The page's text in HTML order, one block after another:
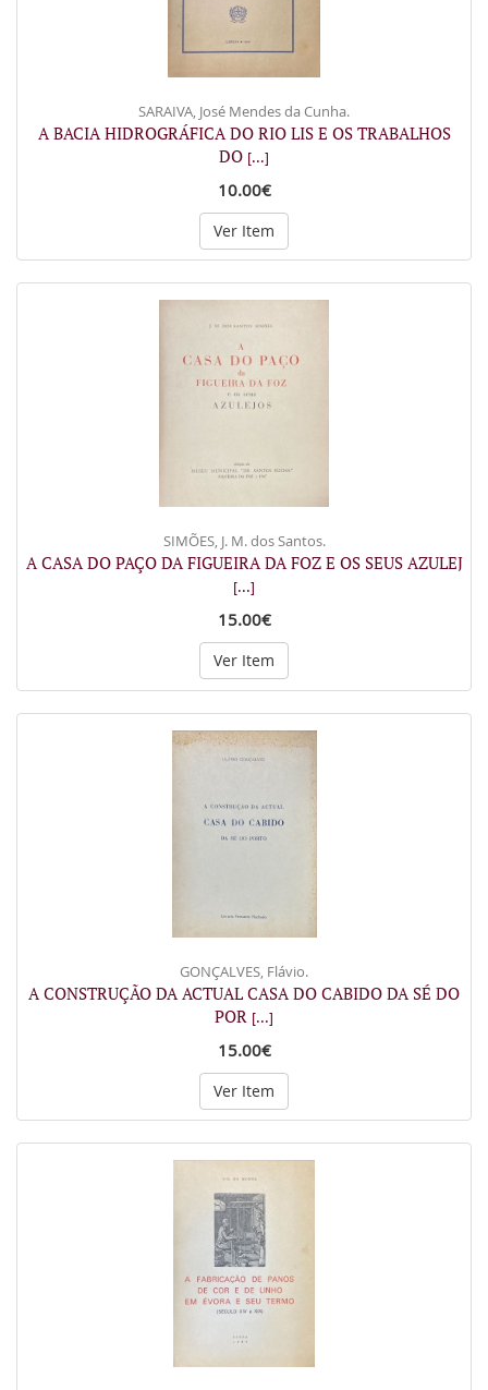
SARAIVA, José Mendes da Cunha.
A BACIA HIDROGRÁFICA DO RIO LIS E OS TRABALHOS
DO [...]
10.00€
Ver Item
SIMÕES, J. M. dos Santos.
A CASA DO PAÇO DA FIGUEIRA DA FOZ E OS SEUS AZULEJ
[...]
15.00€
Ver Item
GONÇALVES, Flávio.
A CONSTRUÇÃO DA ACTUAL CASA DO CABIDO DA SÉ DO
POR [...]
15.00€
Ver Item